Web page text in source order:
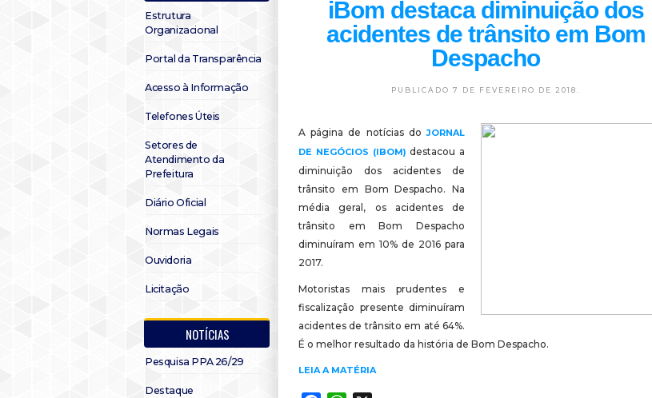
Estrutura
Organizacional
Portal da Transparência
Acesso à Informação
Telefones Úteis
Setores de
Atendimento da
Prefeitura
Diário Oficial
Normas Legais
Ouvidoria
Licitação
NOTÍCIAS
Pesquisa PPA 26/29
Destaque
iBom destaca diminuição dos
acidentes de trânsito em Bom
Despacho
PUBLICADO 7 DE FEVEREIRO DE 2018.
A página de notícias doJORNAL
DE NEGÓCIOS (IBOM) destacou a
diminuição dos acidentes de
trânsito em Bom Despacho. Na
média geral, os acidentes de
trânsito em Bom Despacho
diminuíram em 10% de 2016 para
2017.
Motoristas mais prudentes e
fiscalização presente diminuíram
acidentes de trânsito em até 64%.
É o melhor resultado da história de Bom Despacho.
LEIA A MATÉRIA